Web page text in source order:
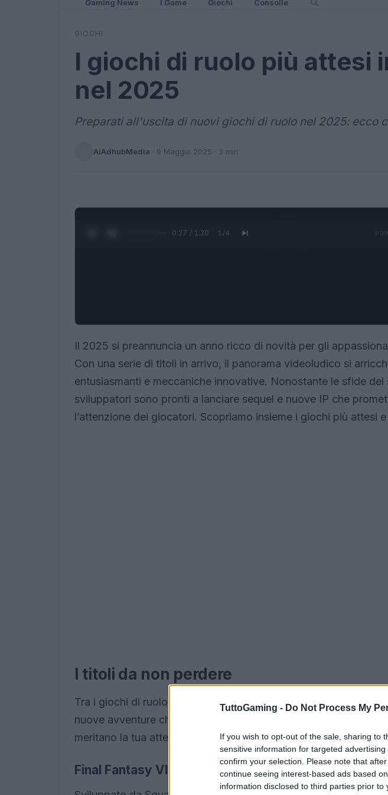
TuttoGaming - Do Not Process My
If you wish to opt-out of the sale, sharing to
sensitive information for targeted
confirm your selection. Please note that
continue seeing interest-based ads based
information disclosed to third parties prior
Gaming News I Game Giochi Consolle
GIOCHI
I giochi di ruolo più attesi
nel 2025
Preparati all'uscita di nuovi giochi di ruolo nel 2025: ecco
AiAdhubMedia · 9 Maggio 2025 · 3 min
0:28 / 1:20 1 /4
Il 2025 si preannuncia un anno ricco di novità per gli
Con una serie di titoli in arrivo, il panorama videoludico si
entusiasmanti e meccaniche innovative. Nonostante le sfide del
sviluppatori sono pronti a lanciare sequel e nuove IP che
l’attenzione dei giocatori. Scopriamo insieme i giochi più attesi
I titoli da non perdere
Tra i giochi di ruolo più attesi del 2025, troviamo alcuni sequel
nuove avventure che potrebbero rivoluzionare il genere. Ecco
meritano la tua attenzione.
Final Fantasy VII Rebirth